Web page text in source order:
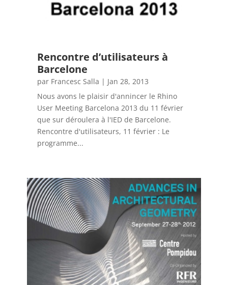
Rencontre d’utilisateurs à
Barcelone
par Francesc Salla | Jan 28, 2013
Nous avons le plaisir d'annincer le Rhino
User Meeting Barcelona 2013 du 11 février
que sur déroulera à l'IED de Barcelone.
Rencontre d'utilisateurs, 11 février : Le
programme...